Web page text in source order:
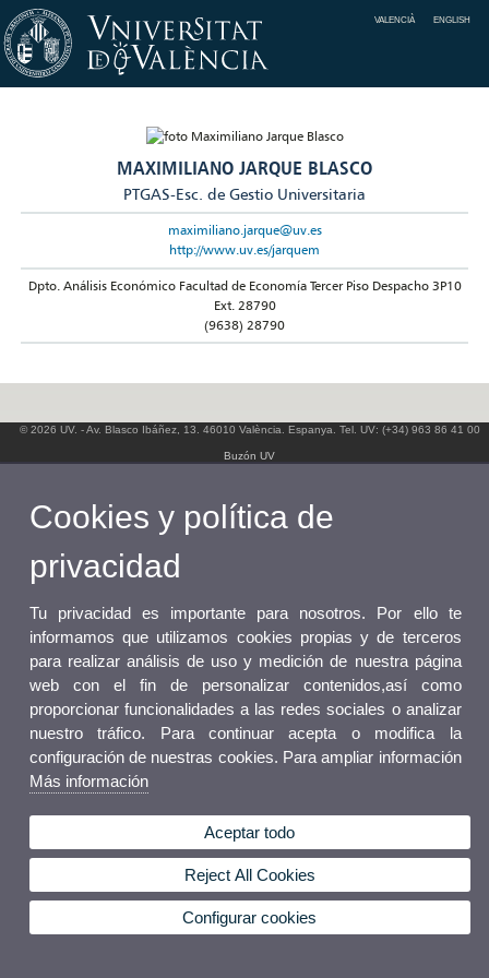
VALENCIÀ ENGLISH
MAXIMILIANO JARQUE BLASCO
PTGAS-Esc. de Gestio Universitaria
maximiliano.jarque@uv.es
http://www.uv.es/jarquem
Dpto. Análisis Económico Facultad de Economía Tercer Piso Despacho 3P10
Ext. 28790
(9638) 28790
© 2026 UV. - Av. Blasco Ibáñez, 13. 46010 València. Espanya. Tel. UV: (+34) 963 86 41 00
Buzón UV
Cookies y política de
privacidad
Tu privacidad es importante para nosotros. Por ello te
informamos que utilizamos cookies propias y de terceros
para realizar análisis de uso y medición de nuestra página
web con el fin de personalizar contenidos,así como
proporcionar funcionalidades a las redes sociales o analizar
nuestro tráfico. Para continuar acepta o modifica la
configuración de nuestras cookies. Para ampliar información
Más información
Aceptar todo
Reject All Cookies
Configurar cookies